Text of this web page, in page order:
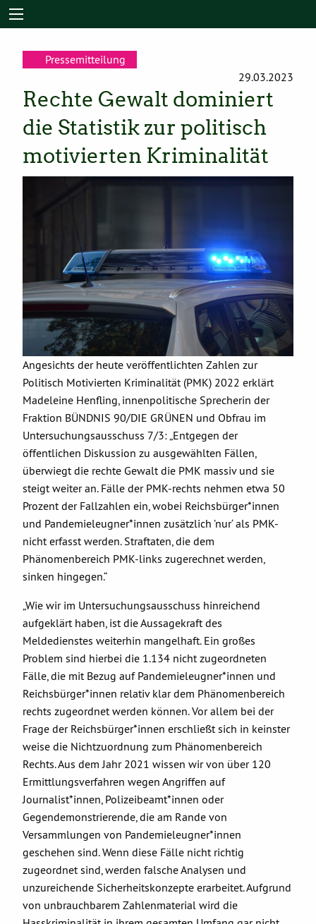
Pressemitteilung
29.03.2023
Rechte Gewalt dominiert
die Statistik zur politisch
motivierten Kriminalität
Angesichts der heute veröffentlichten Zahlen zur
Politisch Motivierten Kriminalität (PMK) 2022 erklärt
Madeleine Henfling, innenpolitische Sprecherin der
Fraktion BÜNDNIS 90/DIE GRÜNEN und Obfrau im
Untersuchungsausschuss 7/3: „Entgegen der
öffentlichen Diskussion zu ausgewählten Fällen,
überwiegt die rechte Gewalt die PMK massiv und sie
steigt weiter an. Fälle der PMK-rechts nehmen etwa 50
Prozent der Fallzahlen ein, wobei Reichsbürger*innen
und Pandemieleugner*innen zusätzlich ’nur‘ als PMK-
nicht erfasst werden. Straftaten, die dem
Phänomenbereich PMK-links zugerechnet werden,
sinken hingegen.“
„Wie wir im Untersuchungsausschuss hinreichend
aufgeklärt haben, ist die Aussagekraft des
Meldedienstes weiterhin mangelhaft. Ein großes
Problem sind hierbei die 1.134 nicht zugeordneten
Fälle, die mit Bezug auf Pandemieleugner*innen und
Reichsbürger*innen relativ klar dem Phänomenbereich
rechts zugeordnet werden können. Vor allem bei der
Frage der Reichsbürger*innen erschließt sich in keinster
weise die Nichtzuordnung zum Phänomenbereich
Rechts. Aus dem Jahr 2021 wissen wir von über 120
Ermittlungsverfahren wegen Angriffen auf
Journalist*innen, Polizeibeamt*innen oder
Gegendemonstrierende, die am Rande von
Versammlungen von Pandemieleugner*innen
geschehen sind. Wenn diese Fälle nicht richtig
zugeordnet sind, werden falsche Analysen und
unzureichende Sicherheitskonzepte erarbeitet. Aufgrund
von unbrauchbarem Zahlenmaterial wird die